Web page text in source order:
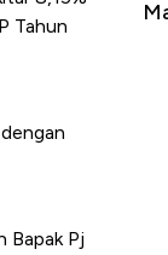
Tahun
Bapak Pj